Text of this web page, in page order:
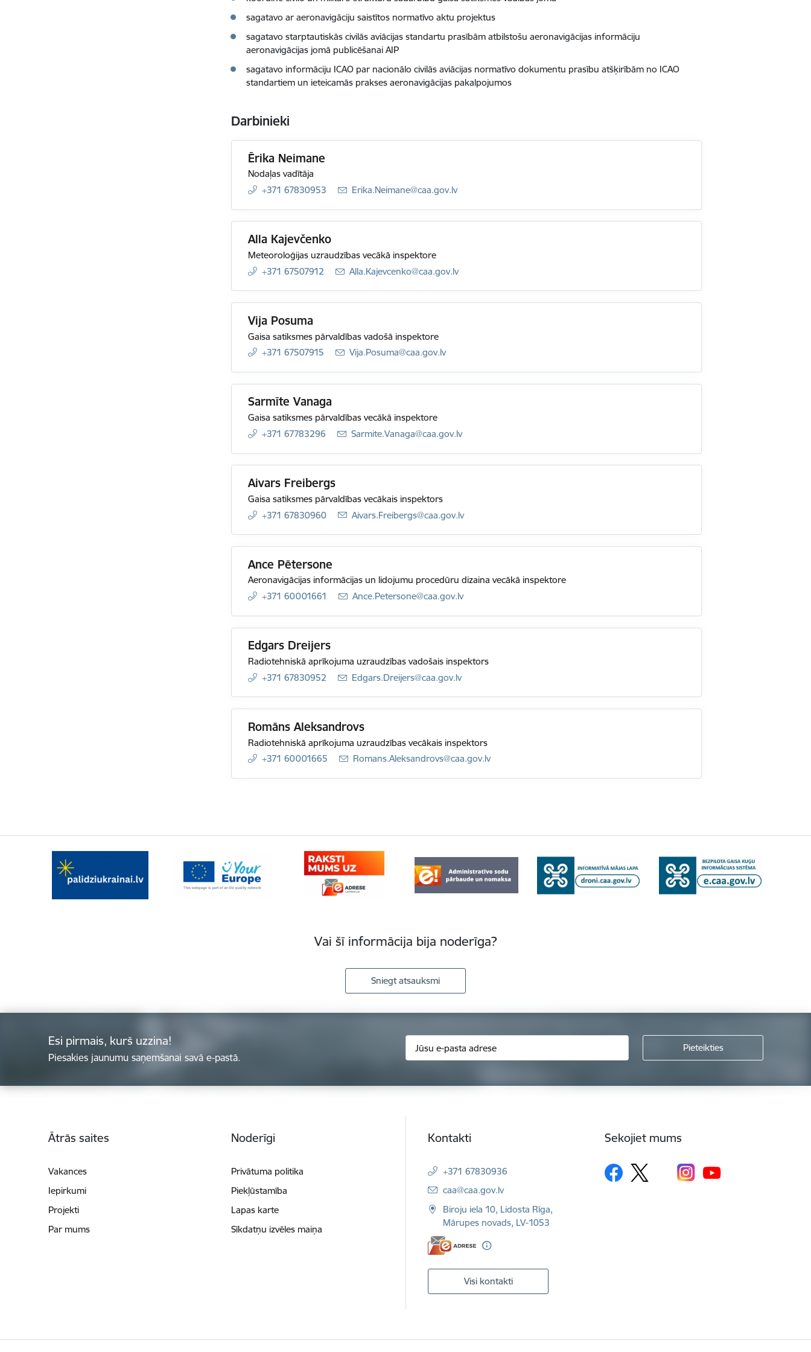
sagatavo ar aeronavigāciju saistītos normatīvo aktu projektus
sagatavo starptautiskās civilās aviācijas standartu prasībām atbilstošu aeronavigācijas informāciju
aeronavigācijas jomā publicēšanai AIP
sagatavo informāciju ICAO par nacionālo civilās aviācijas normatīvo dokumentu prasību atšķirībām no ICAO
standartiem un ieteicamās prakses aeronavigācijas pakalpojumos
Darbinieki
Ērika Neimane
Nodaļas vadītāja
+371 67830953
E-pasts:
Erika.Neimane@caa.gov.lv
Alla Kajevčenko
Meteoroloģijas uzraudzības vecākā inspektore
+371 67507912
E-pasts:
Alla.Kajevcenko@caa.gov.lv
Vija Posuma
Gaisa satiksmes pārvaldības vadošā inspektore
+371 67507915
E-pasts:
Vija.Posuma@caa.gov.lv
Sarmīte Vanaga
Gaisa satiksmes pārvaldības vecākā inspektore
+371 67783296
E-pasts:
Sarmite.Vanaga@caa.gov.lv
Aivars Freibergs
Gaisa satiksmes pārvaldības vecākais inspektors
+371 67830960
E-pasts:
Aivars.Freibergs@caa.gov.lv
Ance Pētersone
Aeronavigācijas informācijas un lidojumu procedūru dizaina vecākā inspektore
+371 60001661
E-pasts:
Ance.Petersone@caa.gov.lv
Edgars Dreijers
Radiotehniskā aprīkojuma uzraudzības vadošais inspektors
+371 67830952
E-pasts:
Edgars.Dreijers@caa.gov.lv
Romāns Aleksandrovs
Radiotehniskā aprīkojuma uzraudzības vecākais inspektors
+371 60001665
E-pasts:
Romans.Aleksandrovs@caa.gov.lv
Vai šī informācija bija noderīga?
Sniegt atsauksmi
Esi pirmais, kurš uzzina!
Piesakies jaunumu saņemšanai savā e-pastā.
Ātrās saites
Vakances
Iepirkumi
Projekti
Par mums
Noderīgi
Privātuma politika
Piekļūstamība
Lapas karte
Sīkdatņu izvēles maiņa
Kontakti
+371 67830936
E-pasts:
caa@caa.gov.lv
Biroju iela 10, Lidosta Rīga,
Mārupes novads, LV-1053
Visi kontakti
Sekojiet mums